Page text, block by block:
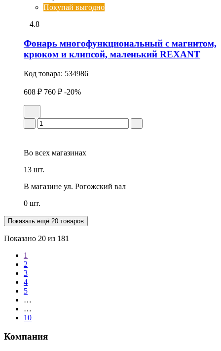
Покупай выгодно
4.8
Фонарь многофункциональный с магнитом,
крюком и клипсой, маленький REXANT
Код товара: 534986
608 ₽ 760 ₽ -20%
Во всех магазинах
13 шт.
В магазине ул. Рогожский вал
0 шт.
Показать ещё 20 товаров
Показано 20 из 181
1
2
3
4
5
…
…
10
Компания